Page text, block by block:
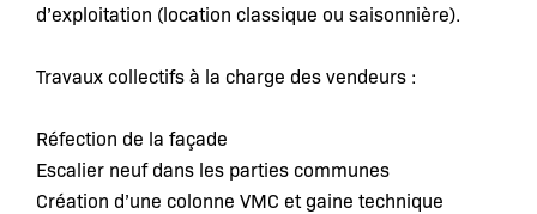
d’exploitation (location classique ou saisonnière).
Travaux collectifs à la charge des vendeurs :
Réfection de la façade
Escalier neuf dans les parties communes
Création d’une colonne VMC et gaine technique